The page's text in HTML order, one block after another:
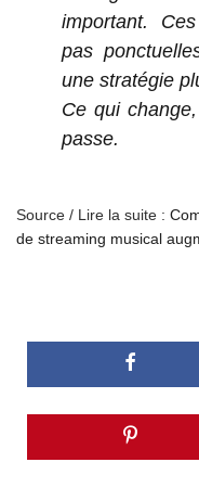
important.
pas
une stratégie
Ce qui
passe.
Source / Lire la suite :
de streaming musical